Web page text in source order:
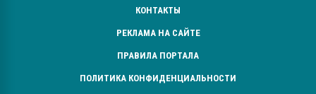
КОНТАКТЫ
РЕКЛАМА НА САЙТЕ
ПРАВИЛА ПОРТАЛА
ПОЛИТИКА КОНФИДЕНЦИАЛЬНОСТИ